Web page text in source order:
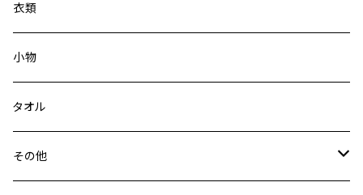
衣類
小物
タオル
その他